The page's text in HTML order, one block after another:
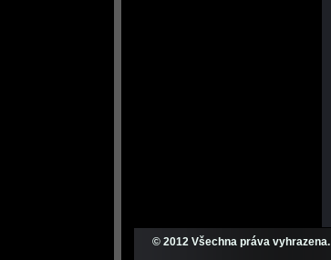
© 2012 Všechna práva vyhrazena.